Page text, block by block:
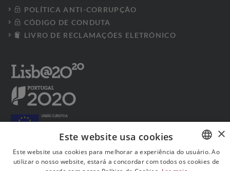
POLÍTICA ANTI-CORRUPÇÃO
CÓDIGO DE CONDUTA
LIVRO DE RECLAMAÇÕES ELETRÓNICO
PORTUGUESE
×
Este website usa cookies
Este website usa cookies para melhorar a experiência do usuário. Ao
utilizar o nosso website, estará a concordar com todos os cookies de